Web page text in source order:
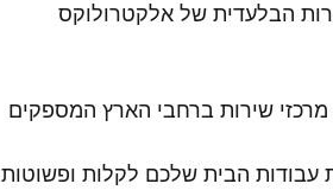
הבלעדית של אלקטרולוקס
שירות ברחבי הארץ המספקים
עבודות הבית שלכם לקלות ופשוטות